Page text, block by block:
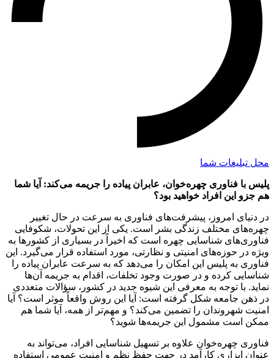
محل تبلیغات شما
پلیس با فناوری چهره‌خوان، عابران پیاده را جریمه می‌کند: آیا شما
هم جزو این افراد خواهید بود؟
در دنیای امروز، پیشرفت‌های فناوری به سرعت در حال تغییر
چهره‌های مختلف زندگی بشر است. یکی از این تحولات، شکوفایی
فناوری‌های شناسایی چهره است که اخیراً در بسیاری از کشورها به
ویژه در حوزه‌های امنیتی و نظارتی، مورد استفاده قرار می‌گیرد. این
فناوری به پلیس این امکان را می‌دهد که به سرعت عابران پیاده را
شناسایی کرده و در صورت وجود تخلفات، اقدام به جریمه آن‌ها
نماید. با توجه به معرفی این شیوه جدید در کشور، سؤالات متعددی
در ذهن جامعه شکل گرفته است: آیا این روش واقعاً موثر است؟ آیا
امنیت شهروندان را تضمین می‌کند؟ و مهم‌تر از همه، آیا شما هم
ممکن است مشمول این جریمه‌ها شوید؟
فناوری چهره‌خوان علاوه بر تسهیل شناسایی افراد، می‌تواند به
عنوان ابزاری کارآمد در جهت حفظ نظم و امنیت عمومی استفاده